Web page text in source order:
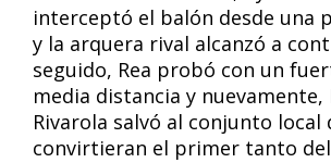
interceptó el balón desde una
y la arquera rival alcanzó a
seguido, Rea probó con un
media distancia y nuevamente,
Rivarola salvó al conjunto local
convirtieran el primer tanto